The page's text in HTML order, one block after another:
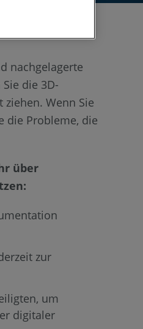
nachgelagerte
die 3D-
Wenn Sie
die Probleme, die
über
zur
um
digitaler